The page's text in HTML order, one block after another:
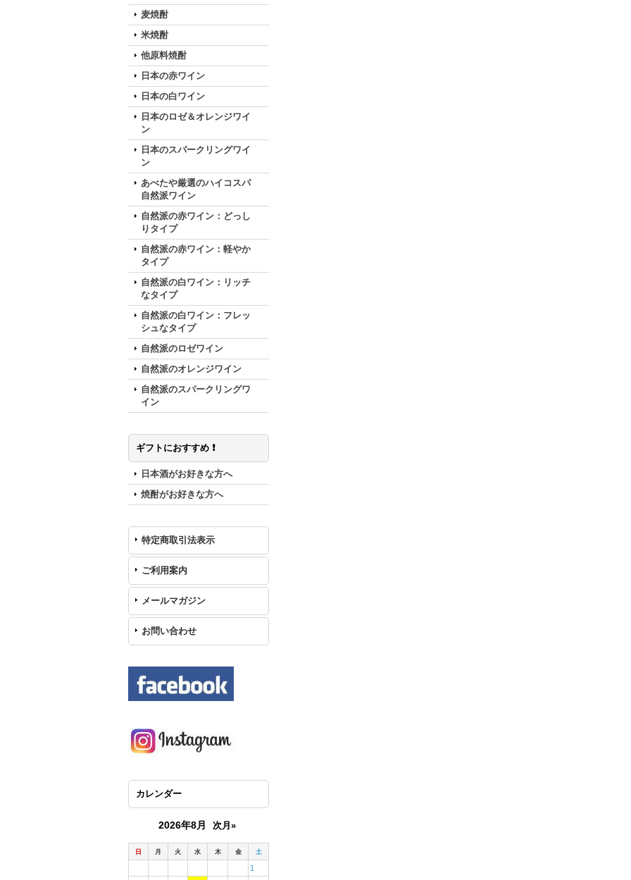
麦焼酎
米焼酎
他原料焼酎
日本の赤ワイン
日本の白ワイン
日本のロゼ＆オレンジワイ
ン
日本のスパークリングワイ
ン
あべたや厳選のハイコスパ
自然派ワイン
自然派の赤ワイン：どっし
りタイプ
自然派の赤ワイン：軽やか
タイプ
自然派の白ワイン：リッチ
なタイプ
自然派の白ワイン：フレッ
シュなタイプ
自然派のロゼワイン
自然派のオレンジワイン
自然派のスパークリングワ
イン
ギフトにおすすめ ❗️
日本酒がお好きな方へ
焼酎がお好きな方へ
特定商取引法表示
ご利用案内
メールマガジン
お問い合わせ
カレンダー
2026年8月 次月»
日 月 火 水 木 金 土
1